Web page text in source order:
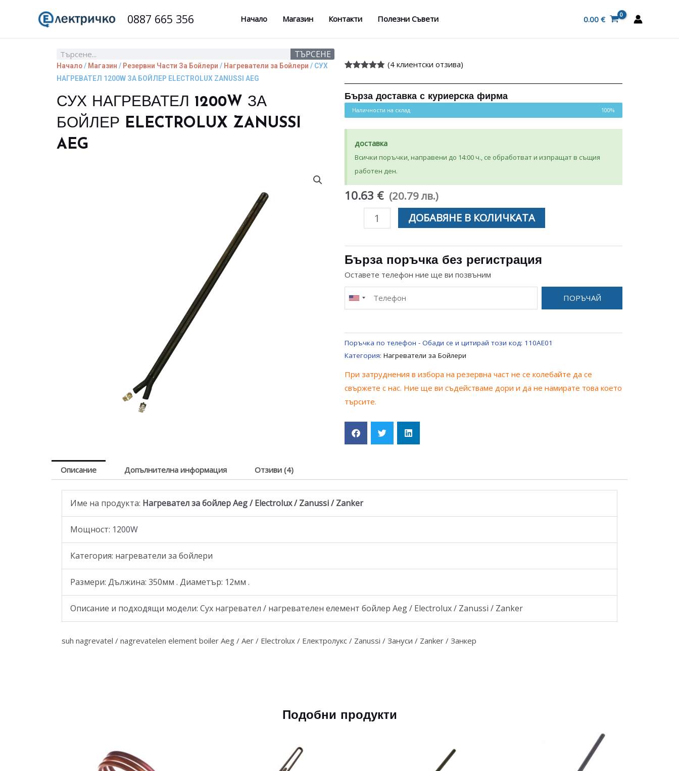
0887 665 356 Начало Магазин Контакти Полезни Съвети 0.00 €
Search ТЪРСЕНЕ
Начало/ Магазин / Резервни Части За Бойлери / Нагреватели за Бойлери / СУХ
НАГРЕВАТЕЛ 1200W ЗА БОЙЛЕР ELECTROLUX ZANUSSI AEG
СУХ НАГРЕВАТЕЛ 1200W ЗА
БОЙЛЕР ELECTROLUX ZANUSSI
AEG
4.75от 5,
на
оценки
(4 клиентски отзива)
Бърза доставка с куриерска фирма
Наличности на склад 100%
доставка
Всички поръчки, направени до 14:00 ч., се обработват и изпращат в същия
работен ден.
10.63 € (20.79 лв.)
количество
НАГРЕВАТЕЛ
1200W
БОЙЛЕР
ELECTROLUX
ДОБАВЯНЕ В КОЛИЧКАТА
Бърза поръчка без регистрация
Оставете телефон ние ще ви позвъним
ПОРЪЧАЙ
Поръчка по телефон - Обади се и цитирай този код: 110AE01
Категория: Нагреватели за Бойлери
При затруднения в избора на резервна част не се колебайте да се
свържете с нас. Ние ще ви съдействаме дори и да не намирате това което
търсите.
Описание Допълнителна информация Отзиви (4)
Име на продукта: Нагревател за бойлер Aeg / Electrolux / Zanussi / Zanker
Мощност: 1200W
Категория: нагреватели за бойлери
Размери: Дължина: 350мм . Диаметър: 12мм .
Описание и подходящи модели: Сух нагревател / нагревателен елемент бойлер Aeg / Electrolux / Zanussi / Zanker
suh nagrevatel / nagrevatelen element boiler Aeg / Аег / Electrolux / Електролукс / Zanussi / Зануси / Zanker / Занкер
Подобни продукти